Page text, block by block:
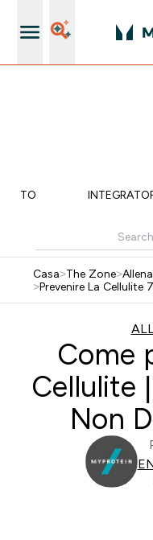
Casa>The Zone>
>Prevenire La Cellulite
Come
Cellulite
Non